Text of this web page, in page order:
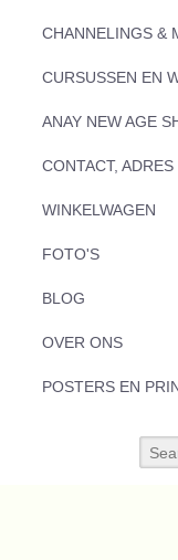
CHANNELINGS &
CURSUSSEN EN
ANAY NEW AGE
CONTACT,
WINKELWAGEN
FOTO'S
BLOG
OVER ONS
POSTERS EN